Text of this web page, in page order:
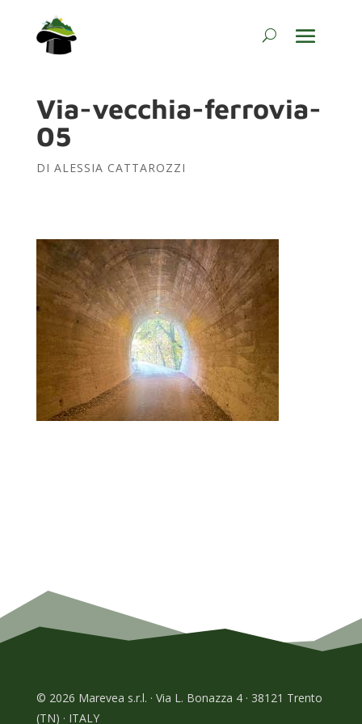
Via-vecchia-ferrovia-
05
DI ALESSIA CATTAROZZI
© 2026 Marevea s.r.l. · Via L. Bonazza 4 · 38121 Trento
(TN) · ITALY